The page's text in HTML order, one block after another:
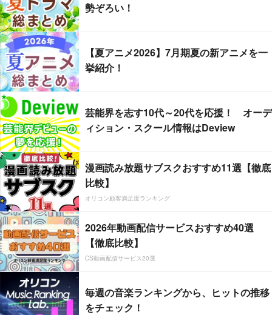
勢ぞろい！
【夏アニメ2026】7月期夏の新アニメを一
挙紹介！
芸能界を志す10代～20代を応援！ オーデ
ィション・スクール情報はDeview
漫画読み放題サブスクおすすめ11選【徹底
比較】
オリコン顧客満足度ランキング
2026年動画配信サービスおすすめ40選
【徹底比較】
CS動画配信サービス20選
毎週の音楽ランキングから、ヒットの推移
をチェック！